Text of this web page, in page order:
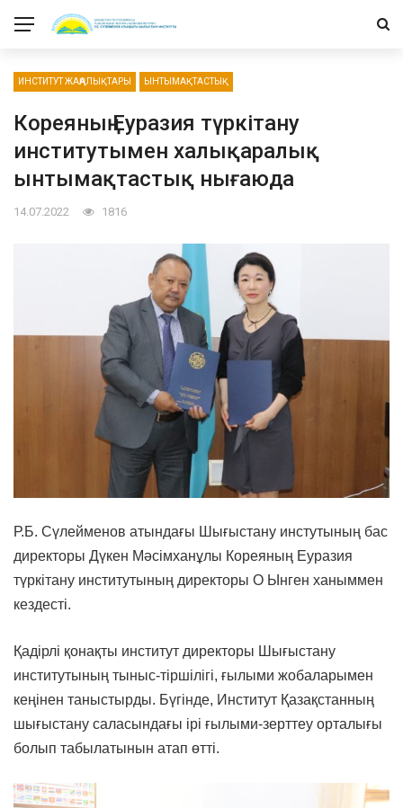
ИНСТИТУТ ЖАҢАЛЫҚТАРЫ ЫНТЫМАҚТАСТЫҚ
Кореяның Еуразия түркітану
институтымен халықаралық
ынтымақтастық нығаюда
14.07.2022 1816
Р.Б. Сүлейменов атындағы Шығыстану инстутының бас
директоры Дүкен Мәсімханұлы Кореяның Еуразия
түркітану институтының директоры О Ынген ханыммен
кездесті.
Қадірлі қонақты институт директоры Шығыстану
институтының тыныс-тіршілігі, ғылыми жобаларымен
кеңінен таныстырды. Бүгінде, Институт Қазақстанның
шығыстану саласындағы ірі ғылыми-зерттеу орталығы
болып табылатынын атап өтті.